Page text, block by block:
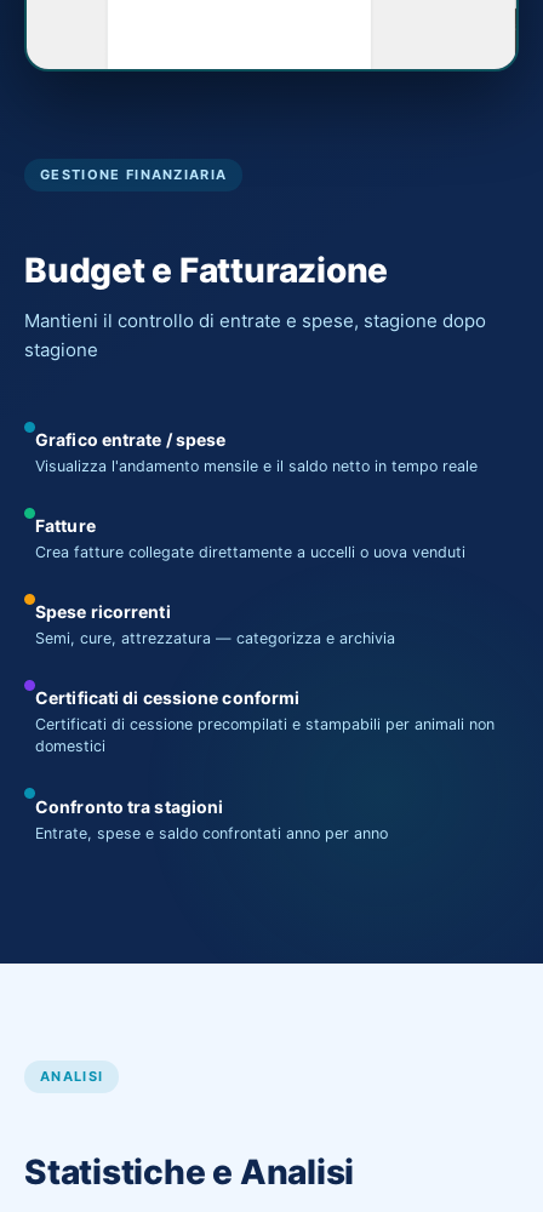
GESTIONE FINANZIARIA
Budget e Fatturazione
Mantieni il controllo di entrate e spese, stagione dopo
stagione
Grafico entrate / spese
Visualizza l'andamento mensile e il saldo netto in tempo reale
Fatture
Crea fatture collegate direttamente a uccelli o uova venduti
Spese ricorrenti
Semi, cure, attrezzatura — categorizza e archivia
Certificati di cessione conformi
Certificati di cessione precompilati e stampabili per animali non
domestici
Confronto tra stagioni
Entrate, spese e saldo confrontati anno per anno
ANALISI
Statistiche e Analisi